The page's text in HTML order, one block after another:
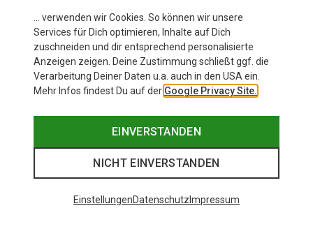
… verwenden wir Cookies. So können wir unsere
Services für Dich optimieren, Inhalte auf Dich
zuschneiden und dir entsprechend personalisierte
Anzeigen zeigen. Deine Zustimmung schließt ggf. die
Verarbeitung Deiner Daten u.a. auch in den USA ein.
Mehr Infos findest Du auf der Google Privacy Site.
EINVERSTANDEN
NICHT EINVERSTANDEN
EinstellungenDatenschutz Impressum